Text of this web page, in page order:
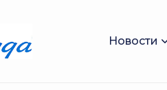
Новости